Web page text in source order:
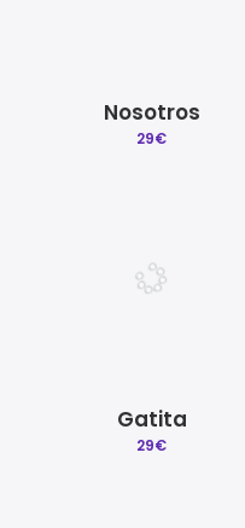
Nosotros
29€
Gatita
29€